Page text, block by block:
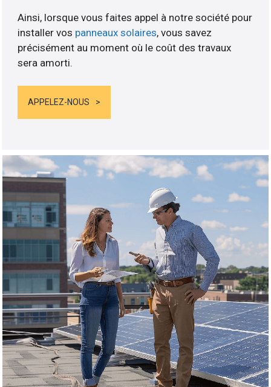
Ainsi, lorsque vous faites appel à notre société pour
installer vos panneaux solaires, vous savez
précisément au moment où le coût des travaux
sera amorti.
APPELEZ-NOUS